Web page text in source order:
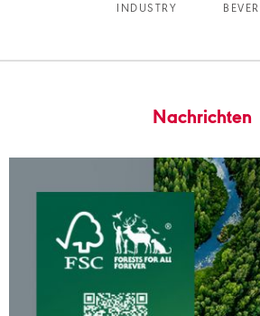
INDUSTRY
Nachrichten